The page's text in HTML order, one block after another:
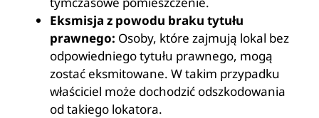
Eksmisja z powodu braku tytułu
prawnego: Osoby, które zajmują lokal bez
odpowiedniego tytułu prawnego, mogą
zostać eksmitowane. W takim przypadku
właściciel może dochodzić odszkodowania
od takiego lokatora.